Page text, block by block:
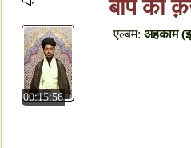
बाप की
00:15:56
एल्बम: अहकाम